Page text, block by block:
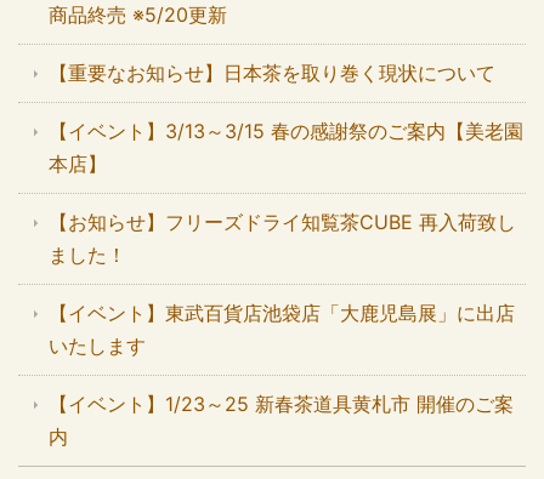
商品終売 ※5/20更新
【重要なお知らせ】日本茶を取り巻く現状について
【イベント】3/13～3/15 春の感謝祭のご案内【美老園
本店】
【お知らせ】フリーズドライ知覧茶CUBE 再入荷致し
ました！
【イベント】東武百貨店池袋店「大鹿児島展」に出店
いたします
【イベント】1/23～25 新春茶道具黄札市 開催のご案
内